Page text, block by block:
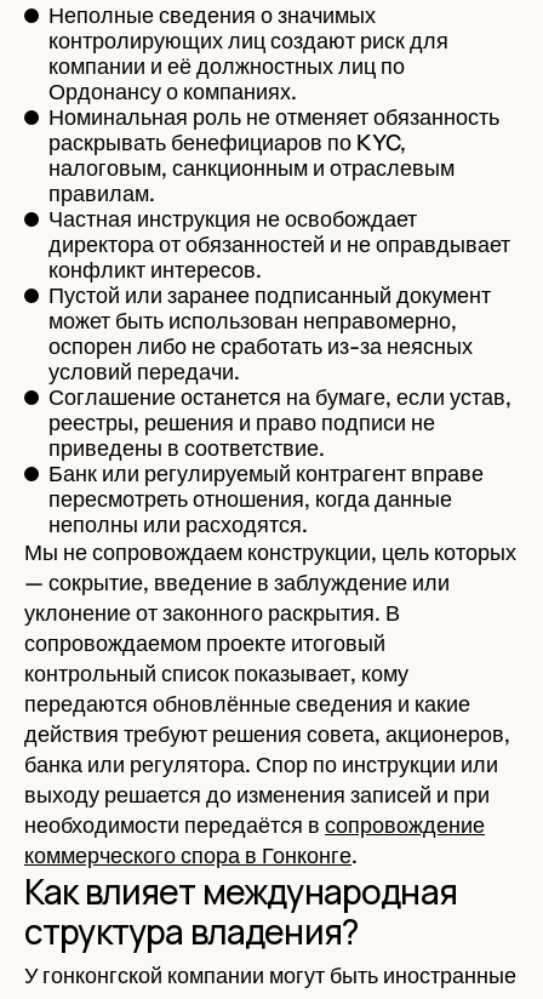
Неполные сведения о значимых
контролирующих лиц создают риск для
компании и её должностных лиц по
Ордонансу о компаниях.
Номинальная роль не отменяет обязанность
раскрывать бенефициаров по KYC,
налоговым, санкционным и отраслевым
правилам.
Частная инструкция не освобождает
директора от обязанностей и не оправдывает
конфликт интересов.
Пустой или заранее подписанный документ
может быть использован неправомерно,
оспорен либо не сработать из-за неясных
условий передачи.
Соглашение останется на бумаге, если устав,
реестры, решения и право подписи не
приведены в соответствие.
Банк или регулируемый контрагент вправе
пересмотреть отношения, когда данные
неполны или расходятся.
Мы не сопровождаем конструкции, цель которых
— сокрытие, введение в заблуждение или
уклонение от законного раскрытия. В
сопровождаемом проекте итоговый
контрольный список показывает, кому
передаются обновлённые сведения и какие
действия требуют решения совета, акционеров,
банка или регулятора. Спор по инструкции или
выходу решается до изменения записей и при
необходимости передаётся в сопровождение
коммерческого спора в Гонконге.
Как влияет международная
структура владения?
У гонконгской компании могут быть иностранные